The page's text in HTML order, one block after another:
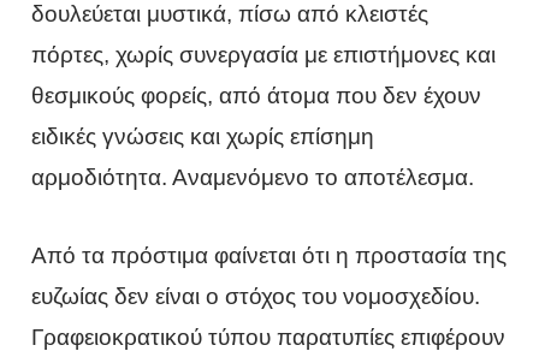
δουλεύεται μυστικά, πίσω από κλειστές
πόρτες, χωρίς συνεργασία με επιστήμονες και
θεσμικούς φορείς, από άτομα που δεν έχουν
ειδικές γνώσεις και χωρίς επίσημη
αρμοδιότητα. Αναμενόμενο το αποτέλεσμα.
Από τα πρόστιμα φαίνεται ότι η προστασία της
ευζωίας δεν είναι ο στόχος του νομοσχεδίου.
Γραφειοκρατικού τύπου παρατυπίες επιφέρουν